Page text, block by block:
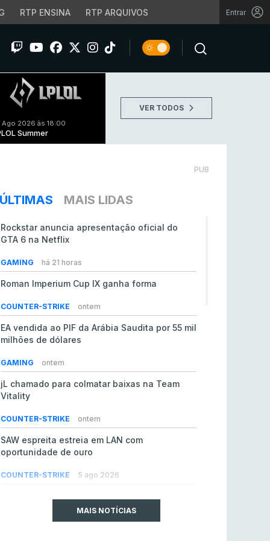
RTP ENSINA RTP ARQUIVOS Entrar
Ago 2026 às 18:00
Summer
VER TODOS
PUB
ÚLTIMAS MAIS LIDAS
Rockstar anuncia apresentação oficial do
GTA 6 na Netflix
GAMING há 21 horas
Roman Imperium Cup IX ganha forma
COUNTER-STRIKE ontem
EA vendida ao PIF da Arábia Saudita por 55 mil
milhões de dólares
GAMING ontem
jL chamado para colmatar baixas na Team
Vitality
COUNTER-STRIKE ontem
SAW espreita estreia em LAN com
oportunidade de ouro
COUNTER-STRIKE 5 ago 2026
do Counter-Strike 2MAIS NOTÍCIAS